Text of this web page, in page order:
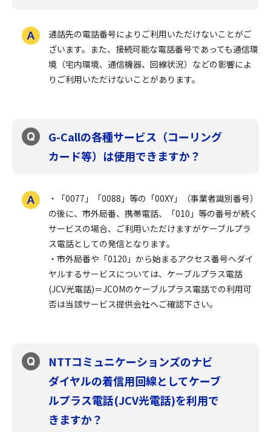
通話先の電話番号によりご利用いただけないことがご
ざいます。また、接続可能な電話番号であっても通信環
境（宅内環境、通信機器、回線状況）などの影響によ
りご利用いただけないことがあります。
G-Callの各種サービス（コーリング
カード等）は使用できますか？
・「0077」「0088」等の「00XY」（事業者識別番号）
の後に、市外局番、携帯電話、「010」等の番号が続く
サービスの場合、ご利用いただけますがケーブルプラ
ス電話としての発信となります。
・市外局番や「0120」から始まるアクセス番号へダイ
ヤルするサービスについては、ケーブルプラス電話
(JCV光電話)＝JCOMのケーブルプラス電話での利用可
否は当該サービス提供会社へご確認下さい。
NTTコミュニケーションズのナビ
ダイヤルの着信用回線としてケーブ
ルプラス電話(JCV光電話)を利用で
きますか？